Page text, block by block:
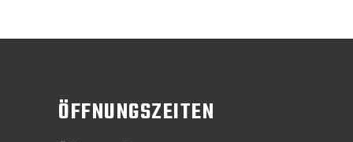
ÖFFNUNGSZEITEN